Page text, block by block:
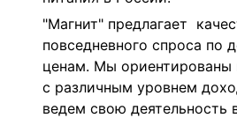
"Магнит" предлагает
повседневного спроса по
ценам. Мы ориентированы
с различным уровнем
ведем свою деятельность